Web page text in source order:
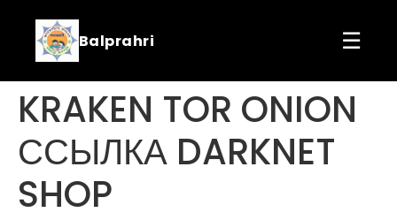
Balprahri ☰
KRAKEN TOR ONION
ССЫЛКА DARKNET
SHOP